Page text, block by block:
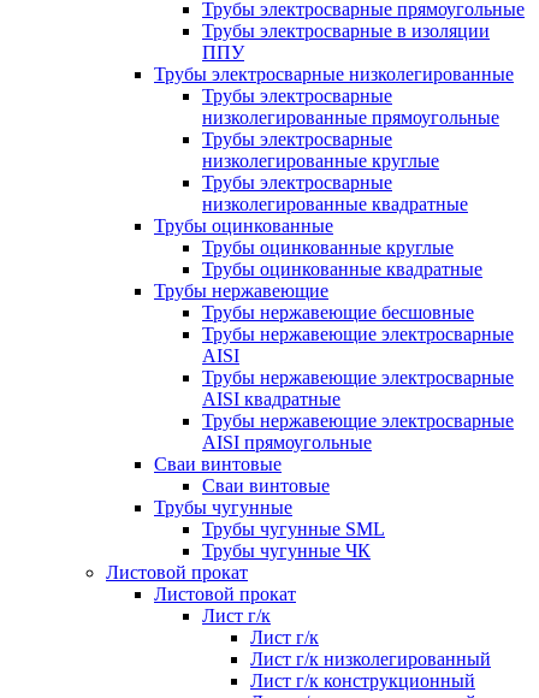
Трубы электросварные прямоугольные
Трубы электросварные в изоляции
ППУ
Трубы электросварные низколегированные
Трубы электросварные
низколегированные прямоугольные
Трубы электросварные
низколегированные круглые
Трубы электросварные
низколегированные квадратные
Трубы оцинкованные
Трубы оцинкованные круглые
Трубы оцинкованные квадратные
Трубы нержавеющие
Трубы нержавеющие бесшовные
Трубы нержавеющие электросварные
AISI
Трубы нержавеющие электросварные
AISI квадратные
Трубы нержавеющие электросварные
AISI прямоугольные
Сваи винтовые
Сваи винтовые
Трубы чугунные
Трубы чугунные SML
Трубы чугунные ЧК
Листовой прокат
Листовой прокат
Лист г/к
Лист г/к
Лист г/к низколегированный
Лист г/к конструкционный